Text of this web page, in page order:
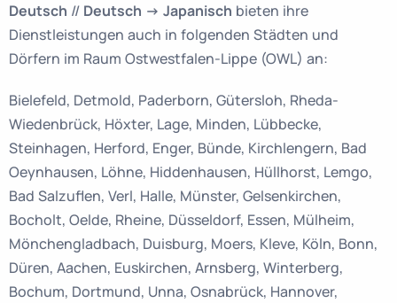
Deutsch // Deutsch -> Japanisch bieten ihre
Dienstleistungen auch in folgenden Städten und
Dörfern im Raum Ostwestfalen-Lippe (OWL) an:
Bielefeld, Detmold, Paderborn, Gütersloh, Rheda-
Wiedenbrück, Höxter, Lage, Minden, Lübbecke,
Steinhagen, Herford, Enger, Bünde, Kirchlengern, Bad
Oeynhausen, Löhne, Hiddenhausen, Hüllhorst, Lemgo,
Bad Salzuflen, Verl, Halle, Münster, Gelsenkirchen,
Bocholt, Oelde, Rheine, Düsseldorf, Essen, Mülheim,
Mönchengladbach, Duisburg, Moers, Kleve, Köln, Bonn,
Düren, Aachen, Euskirchen, Arnsberg, Winterberg,
Bochum, Dortmund, Unna, Osnabrück, Hannover,